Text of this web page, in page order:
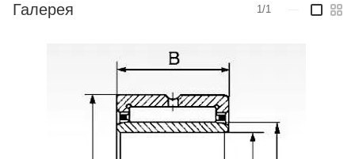
Галерея 1/1